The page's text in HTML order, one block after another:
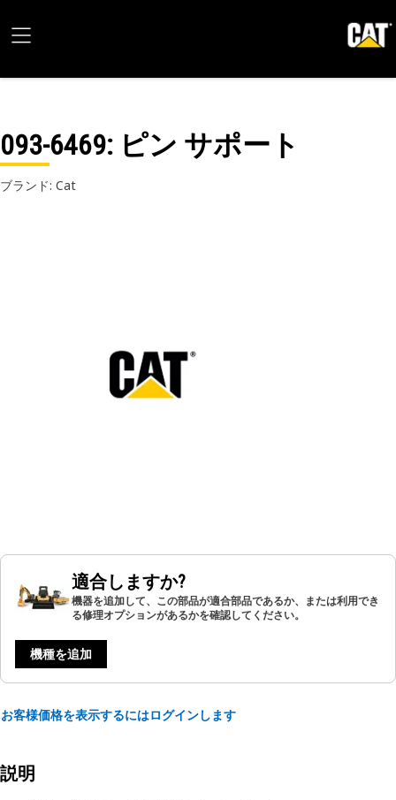
093-6469: ピン サポート
ブランド: Cat
適合しますか?
機器を追加して、この部品が適合部品であるか、または利用でき
る修理オプションがあるかを確認してください。
機種を追加
お客様価格を表示するにはログインします
説明